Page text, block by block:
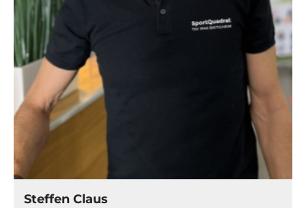
SPORTQUADRAT
Steffen Claus